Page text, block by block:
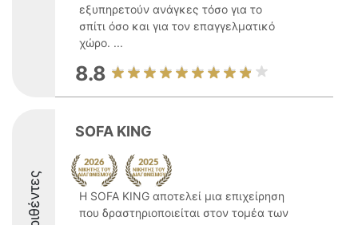
εξυπηρετούν ανάγκες τόσο για το
σπίτι όσο και για τον επαγγελματικό
χώρο. ...
8.8
SOFA KING
Η SOFA KING αποτελεί μια επιχείρηση
που δραστηριοποιείται στον τομέα των